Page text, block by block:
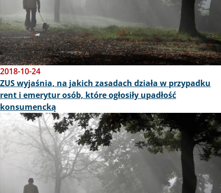
2018-10-24
ZUS wyjaśnia, na jakich zasadach działa w przypadku
rent i emerytur osób, które ogłosiły upadłość
konsumencką
Obraz